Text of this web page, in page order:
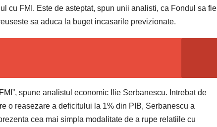
cu FMI. Este de asteptat, spun unii analisti, ca Fondul sa fie
sa aduca la buget incasarile previzionate.
spune analistul economic Ilie Serbanescu. Intrebat de
o reasezare a deficitului la 1% din PIB, Serbanescu a
cea mai simpla modalitate de a rupe relatiile cu